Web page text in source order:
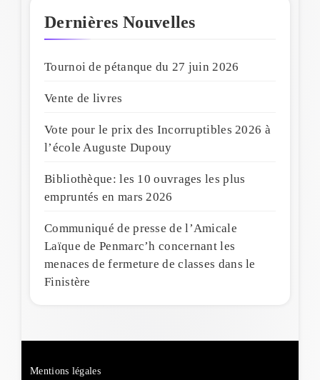
Dernières Nouvelles
Tournoi de pétanque du 27 juin 2026
Vente de livres
Vote pour le prix des Incorruptibles 2026 à
l’école Auguste Dupouy
Bibliothèque: les 10 ouvrages les plus
empruntés en mars 2026
Communiqué de presse de l’Amicale
Laïque de Penmarc’h concernant les
menaces de fermeture de classes dans le
Finistère
Mentions légales